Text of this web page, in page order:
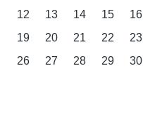
12
13 14 15 16
19
20 21 22 23
26
27 28 29 30